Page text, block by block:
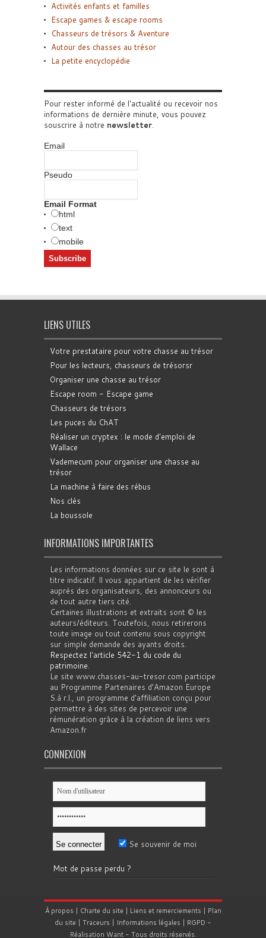
Activités enfants et familles
Escape games & escape rooms
Chasseurs de trésors & Aventure
Autour des chasses au trésor
La petite encyclopédie
Pour rester informé de l'actualité ou recevoir nos
informations de dernière minute, vous pouvez
souscrire à notre newsletter.
Email
Pseudo
Email Format
html
text
mobile
LIENS UTILES
Votre prestataire pour votre chasse au trésor
Pour les lecteurs, chasseurs de trésorsr
Organiser une chasse au trésor
Escape room - Escape game
Chasseurs de trésors
Les puces du ChAT
Réaliser un cryptex : le mode d'emploi de
Wallace
Vademecum pour organiser une chasse au
trésor
La machine à faire des rébus
Nos clés
La boussole
INFORMATIONS IMPORTANTES
Les informations données sur ce site le sont à
titre indicatif. Il vous appartient de les vérifier
auprès des organisateurs, des annonceurs ou
de tout autre tiers cité.
Certaines illustrations et extraits sont © les
auteurs/éditeurs. Toutefois, nous retirerons
toute image ou tout contenu sous copyright
sur simple demande des ayants droits.
Respectez l'article 542-1 du code du
patrimoine.
Le site www.chasses-au-tresor.com participe
au Programme Partenaires d’Amazon Europe
S.à r.l., un programme d’affiliation conçu pour
permettre à des sites de percevoir une
rémunération grâce à la création de liens vers
Amazon.fr
CONNEXION
Se souvenir de moi
Mot de passe perdu ?
À propos | Charte du site | Liens et remerciements | Plan
du site | Traceurs | Informations légales | RGPD -
Réalisation Want- Tous droits réservés.